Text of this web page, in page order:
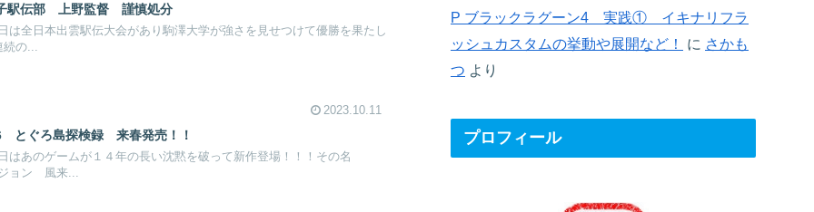
駅伝部 上野監督 謹慎処分
は全日本出雲駅伝大会があり駒澤大学が強さを見せつけて優勝を果たし
続の...
2023.10.11
とぐろ島探検録 来春発売！！
はあのゲームが１４年の長い沈黙を破って新作登場！！！その名
ョン 風来...
P ブラックラグーン4 実践① イキナリフラ
ッシュカスタムの挙動や展開など！
に さかも
つ より
プロフィール